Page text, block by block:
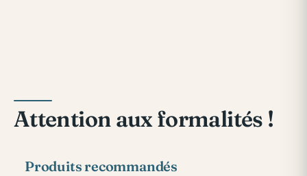
Attention aux formalités !
Produits recommandés